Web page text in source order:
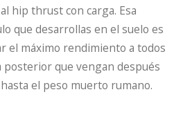
hip thrust con carga. Esa
que desarrollas en el suelo es
el máximo rendimiento a todos
posterior que vengan después
hasta el peso muerto rumano.